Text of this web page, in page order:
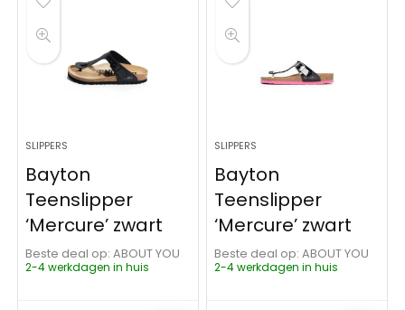
SLIPPERS
Bayton
Teenslipper
‘Mercure’ zwart
Beste deal op:
ABOUT YOU
2-4 werkdagen in huis
SLIPPERS
Bayton
Teenslipper
‘Mercure’ zwart
Beste deal op:
ABOUT YOU
2-4 werkdagen in huis